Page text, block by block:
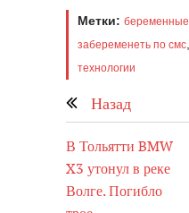
Метки: беременные
забеременеть по смс
технологии
Назад
В Тольятти BMW
X3 утонул в реке
Волге. Погибло